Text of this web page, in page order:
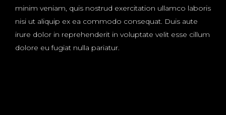
minim veniam, quis nostrud exercitation ullamco laboris
nisi ut aliquip ex ea commodo consequat. Duis aute
irure dolor in reprehenderit in voluptate velit esse cillum
dolore eu fugiat nulla pariatur.